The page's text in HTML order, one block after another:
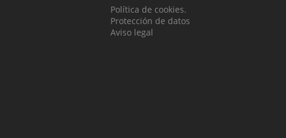
Política de cookies.
Protección de datos
Aviso legal